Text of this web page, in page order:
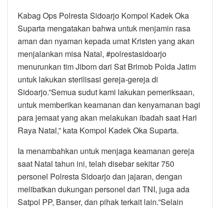
Kabag Ops Polresta Sidoarjo Kompol Kadek Oka
Suparta mengatakan bahwa untuk menjamin rasa
aman dan nyaman kepada umat Kristen yang akan
menjalankan misa Natal, #polrestasidoarjo
menurunkan tim Jibom dari Sat Brimob Polda Jatim
untuk lakukan sterilisasi gereja-gereja di
Sidoarjo.”Semua sudut kami lakukan pemeriksaan,
untuk memberikan keamanan dan kenyamanan bagi
para jemaat yang akan melakukan ibadah saat Hari
Raya Natal,” kata Kompol Kadek Oka Suparta.
Ia menambahkan untuk menjaga keamanan gereja
saat Natal tahun ini, telah disebar sekitar 750
personel Polresta Sidoarjo dan jajaran, dengan
melibatkan dukungan personel dari TNI, juga ada
Satpol PP, Banser, dan pihak terkait lain.”Selain